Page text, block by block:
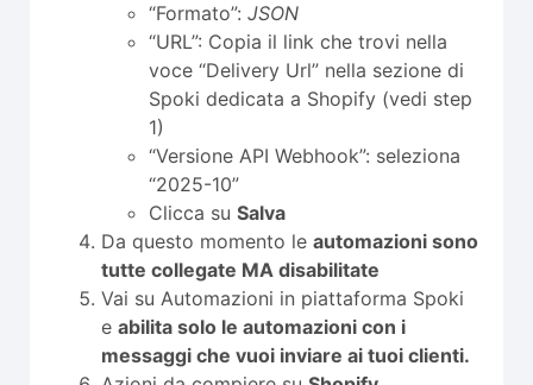
“Formato”: JSON
“URL”: Copia il link che trovi nella
voce “Delivery Url” nella sezione di
Spoki dedicata a Shopify (vedi step
1)
“Versione API Webhook”: seleziona
“2025-10”
Clicca su Salva
Da questo momento le automazioni sono
tutte collegate MA disabilitate
Vai su Automazioni in piattaforma Spoki
e abilita solo le automazioni con i
messaggi che vuoi inviare ai tuoi clienti.